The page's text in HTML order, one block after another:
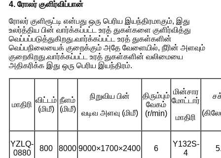
4. ரோலர் குளிர்விப்பான்
ரோலர் குளிரூட்டி என்பது ஒரு பெரிய இயந்திரமாகும், இது
உலர்த்திய பின் வார்க்கப்பட்ட உரத் துகள்களை குளிர்வித்து
வெப்பப்படுத்துகிறது.வார்க்கப்பட்ட உரத் துகள்களின்
வெப்பநிலையைக் குறைக்கும் அதே வேளையில், நீரின் அளவும்
குறைகிறது.வார்க்கப்பட்ட உரத் துகள்களின் வலிமையை
அதிகரிக்க இது ஒரு பெரிய இயந்திரம்.
மாதிரி
விட்டம்
(மிமீ)
நீளம்
(மிமீ)
நிறுவிய பின்
வடிவ அளவு (மிமீ)
திரும்பும்
வேகம்
(r/min)
மின்சார
மோட்டார்
மாதிரி
YZLQ-
0880
800 8000 9000×1700×2400 6
Y132S-
4